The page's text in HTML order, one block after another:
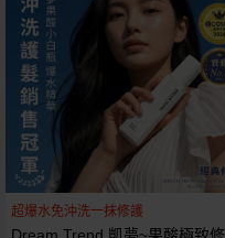
超爆水免沖洗一抹修護
Dream Trend 凱夢~果酸極致修